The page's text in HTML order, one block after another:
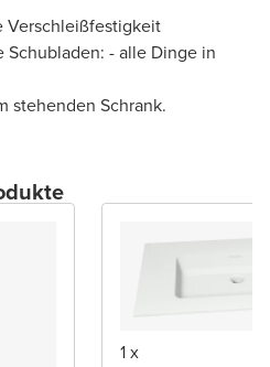
Verschleißfestigkeit
- alle Dinge in
stehenden Schrank.
1 x